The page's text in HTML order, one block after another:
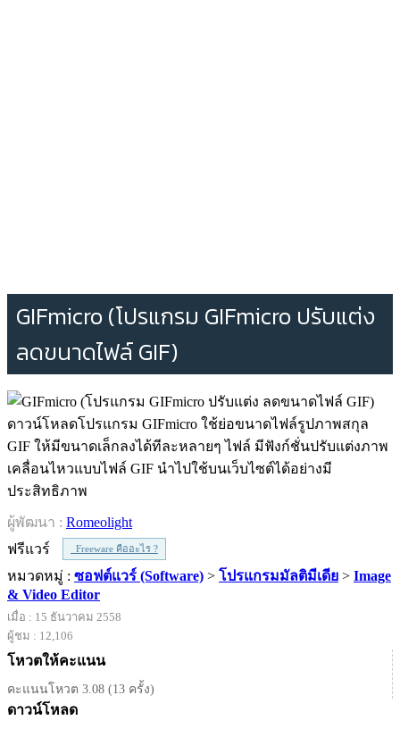
GIFmicro (โปรแกรม GIFmicro ปรับแต่ง
ลดขนาดไฟล์ GIF)
ดาวน์โหลดโปรแกรม GIFmicro ใช้ย่อขนาดไฟล์รูปภาพสกุล
GIF ให้มีขนาดเล็กลงได้ทีละหลายๆ ไฟล์ มีฟังก์ชั่นปรับแต่งภาพ
เคลื่อนไหวแบบไฟล์ GIF นำไปใช้บนเว็บไซต์ได้อย่างมี
ประสิทธิภาพ
ผู้พัฒนา : Romeolight
ฟรีแวร์
Freeware คืออะไร ?
หมวดหมู่ : ซอฟต์แวร์ (Software) > โปรแกรมมัลติมีเดีย > Image
& Video Editor
เมื่อ : 15 ธันวาคม 2558
ผู้ชม : 12,106
โหวตให้คะแนน
คะแนนโหวต 3.08 (13 ครั้ง)
ดาวน์โหลด